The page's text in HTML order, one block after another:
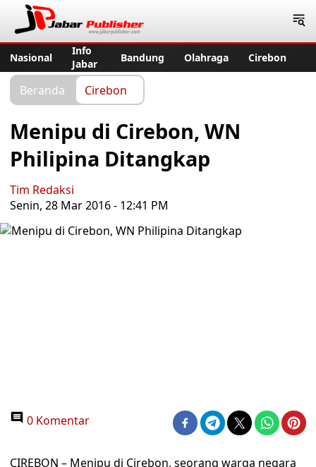
Nasional
Info
Jabar
Bandung Olahraga Cirebon
Beranda Cirebon
Menipu di Cirebon, WN
Philipina Ditangkap
Tim Redaksi
Senin, 28 Mar 2016 - 12:41 PM
0 Komentar
CIREBON – Menipu di Cirebon, seorang warga negara